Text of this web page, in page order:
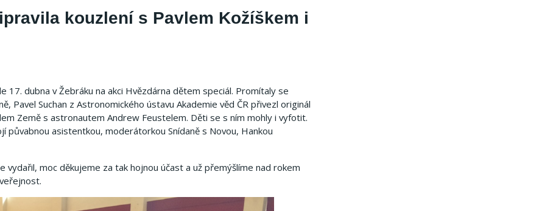
kouzlení s Pavlem Kožíškem i
17. dubna v Žebráku na akci Hvězdárna dětem speciál. Promítaly se
Pavel Suchan z Astronomického ústavu Akademie věd ČR přivezl originál
Země s astronautem Andrew Feustelem. Děti se s ním mohly i vyfotit.
půvabnou asistentkou, moderátorkou Snídaně s Novou, Hankou
moc děkujeme za tak hojnou účast a už přemýšlíme nad rokem